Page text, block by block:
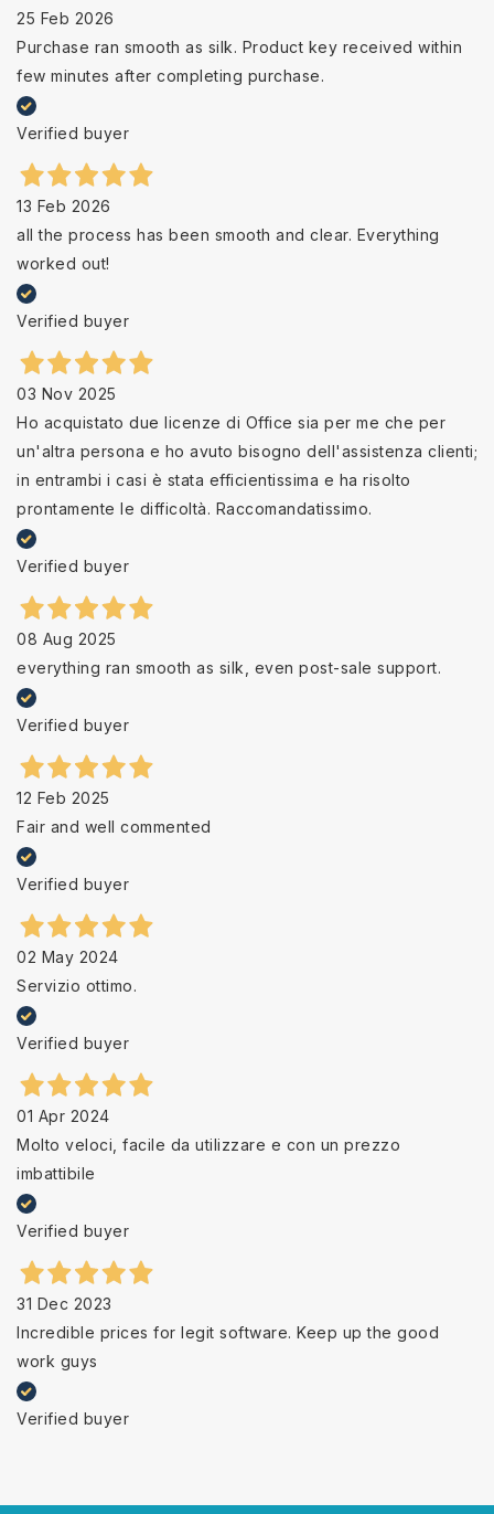
25 Feb 2026
Purchase ran smooth as silk. Product key received within
few minutes after completing purchase.
Verified buyer
13 Feb 2026
all the process has been smooth and clear. Everything
worked out!
Verified buyer
03 Nov 2025
Ho acquistato due licenze di Office sia per me che per
un'altra persona e ho avuto bisogno dell'assistenza clienti;
in entrambi i casi è stata efficientissima e ha risolto
prontamente le difficoltà. Raccomandatissimo.
Verified buyer
08 Aug 2025
everything ran smooth as silk, even post-sale support.
Verified buyer
12 Feb 2025
Fair and well commented
Verified buyer
02 May 2024
Servizio ottimo.
Verified buyer
01 Apr 2024
Molto veloci, facile da utilizzare e con un prezzo
imbattibile
Verified buyer
31 Dec 2023
Incredible prices for legit software. Keep up the good
work guys
Verified buyer